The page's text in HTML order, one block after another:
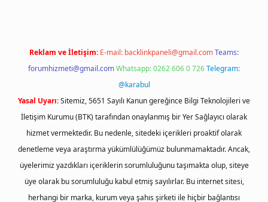
Reklam ve İletişim: E-mail: backlinkpaneli@gmail.comTeams:
forumhizmeti@gmail.comWhatsapp: 0262 606 0 726Telegram:
@karabul
Yasal Uyarı:Sitemiz, 5651 Sayılı Kanun gereğince Bilgi Teknolojileri ve
İletişim Kurumu (BTK) tarafından onaylanmış bir Yer Sağlayıcı olarak
hizmet vermektedir. Bu nedenle, sitedeki içerikleri proaktif olarak
denetleme veya araştırma yükümlülüğümüz bulunmamaktadır. Ancak,
üyelerimiz yazdıkları içeriklerin sorumluluğunu taşımakta olup, siteye
üye olarak bu sorumluluğu kabul etmiş sayılırlar. Bu internet sitesi,
herhangi bir marka, kurum veya şahıs şirketi ile hiçbir bağlantısı